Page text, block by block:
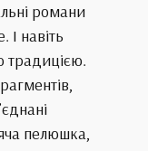
романи
навіть
традицією.
пелюшка,